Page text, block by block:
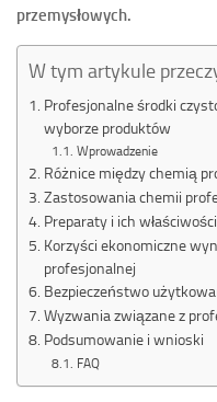
przemysłowych.
W tym artykule
Profesjonalne środki
wyborze produktów
Wprowadzenie
Różnice między chemią
Zastosowania chemii
Preparaty i ich właściwości
Korzyści ekonomiczne
profesjonalnej
Bezpieczeństwo
Wyzwania związane z
Podsumowanie i wnioski
FAQ